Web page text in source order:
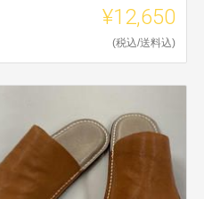
¥12,650
(税込/送料込)